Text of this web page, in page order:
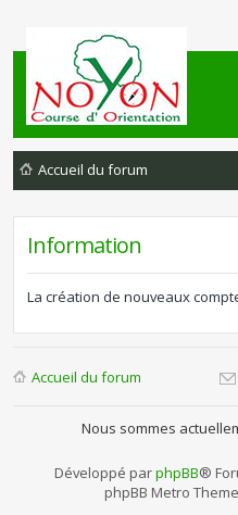
Accueil du forum
Information
La création de nouveaux
Accueil du forum
Nous sommes
Développé parphpBB®
phpBB Metro